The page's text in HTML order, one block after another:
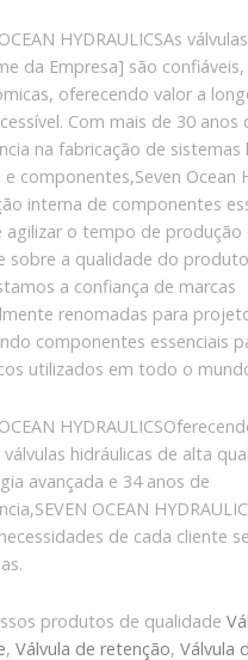
HYDRAULICSAs
da Empresa] são confiáveis,
oferecendo valor a
Com mais de 30 anos
na fabricação de sistemas
e componentes,Seven Ocean
interna de componentes
agilizar o tempo de produção
sobre a qualidade do
a confiança de marcas
renomadas para
componentes essenciais
utilizados em todo o
válvulas hidráulicas de alta
avançada e 34 anos de
OCEAN
de cada cliente
produtos de qualidade
, Válvula de retenção, Válvula